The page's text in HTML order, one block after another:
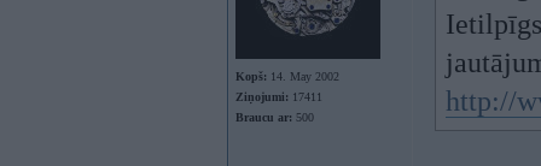
Kopš: 14. May 2002
Ziņojumi: 17411
Braucu ar: 500
http://